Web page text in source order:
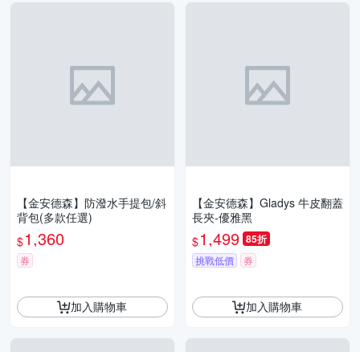
【金安德森】防潑水手提包/斜
背包(多款任選)
$1,360
券
加入購物車
【金安德森】Gladys 牛皮翻蓋
長夾-優雅黑
$1,499 85折
挑戰低價 券
加入購物車